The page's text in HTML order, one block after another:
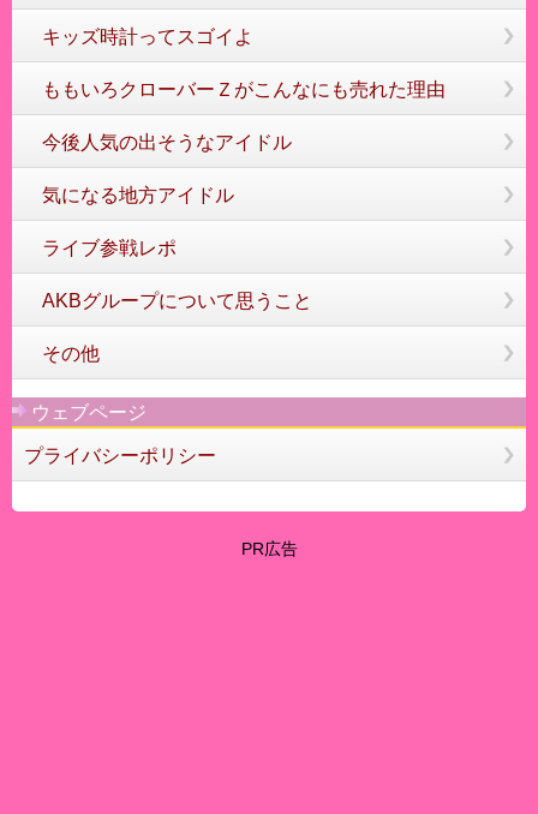
キッズ時計ってスゴイよ
ももいろクローバーＺがこんなにも売れた理由
今後人気の出そうなアイドル
気になる地方アイドル
ライブ参戦レポ
AKBグループについて思うこと
その他
ウェブページ
プライバシーポリシー
PR広告